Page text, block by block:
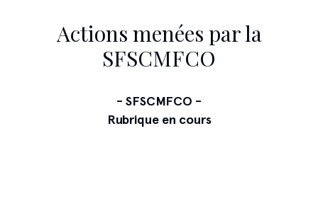
Actions menées par la
SFSCMFCO
- SFSCMFCO -
Rubrique en cours